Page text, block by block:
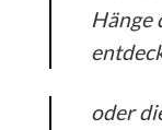
Hänge
oder